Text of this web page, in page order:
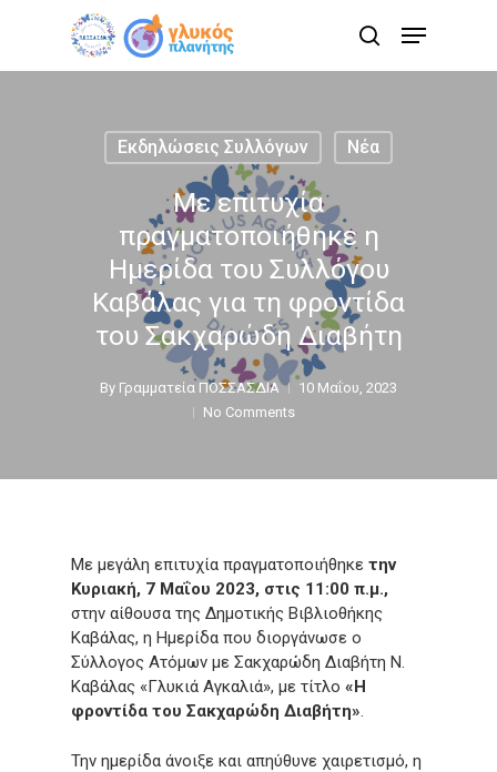
search
Menu
Εκδηλώσεις Συλλόγων Νέα
Με επιτυχία
πραγματοποιήθηκε η
Ημερίδα του Συλλόγου
Καβάλας για τη φροντίδα
του Σακχαρώδη Διαβήτη
By Γραμματεία ΠΟΣΣΑΣΔΙΑ
10 Μαΐου, 2023
No Comments
Με μεγάλη επιτυχία πραγματοποιήθηκε την
Κυριακή, 7 Μαΐου 2023, στις 11:00 π.μ.,
στην αίθουσα της Δημοτικής Βιβλιοθήκης
Καβάλας, η Ημερίδα που διοργάνωσε ο
Σύλλογος Ατόμων με Σακχαρώδη Διαβήτη Ν.
Καβάλας «Γλυκιά Αγκαλιά», με τίτλο «Η
φροντίδα του Σακχαρώδη Διαβήτη».
Την ημερίδα άνοιξε και απηύθυνε χαιρετισμό, η